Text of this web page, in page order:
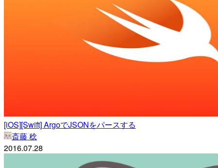
[iOS][Swift] ArgoでJSONをパースする
斎藤 稔
2016.07.28